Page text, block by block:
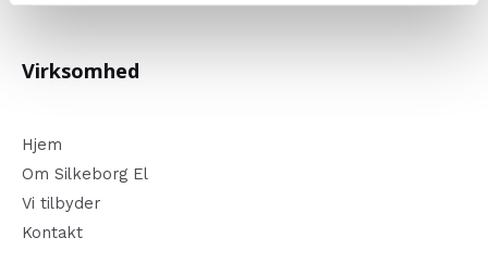
Virksomhed
Hjem
Om Silkeborg El
Vi tilbyder
Kontakt